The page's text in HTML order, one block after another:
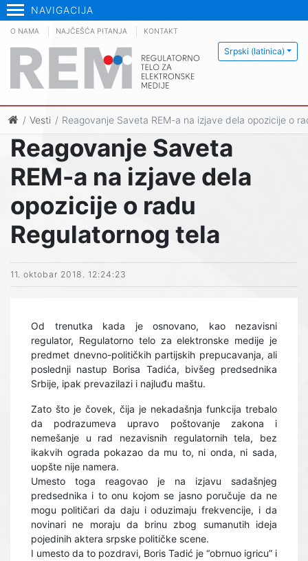
NAVIGACIJA
Srpski (latinica)
O NAMA NAJČEŠĆA PITANJA KONTAKT
Vesti Reagovanje Saveta REM-a na izjave dela opozicije o
Reagovanje Saveta
REM-a na izjave dela
opozicije o radu
Regulatornog tela
11. oktobar 2018. 12:24:23
Od trenutka kada je osnovano, kao nezavisni
regulator, Regulatorno telo za elektronske medije je
predmet dnevno-političkih partijskih prepucavanja, ali
poslednji nastup Borisa Tadića, bivšeg predsednika
Srbije, ipak prevazilazi i najluđu maštu.
Zato što je čovek, čija je nekadašnja funkcija trebalo
da podrazumeva upravo poštovanje zakona i
nemešanje u rad nezavisnih regulatornih tela, bez
ikakvih ograda pokazao da mu to, ni onda, ni sada,
uopšte nije namera.
Umesto toga reagovao je na izjavu sadašnjeg
predsednika i to onu kojom se jasno poručuje da ne
mogu političari da daju i oduzimaju frekvencije, i da
novinari ne moraju da brinu zbog sumanutih ideja
pojedinih aktera srpske političke scene.
I umesto da to pozdravi, Boris Tadić je “obrnuo igricu” i